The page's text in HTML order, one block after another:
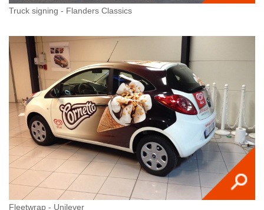
Truck signing - Flanders Classics
Fleetwrap - Unilever